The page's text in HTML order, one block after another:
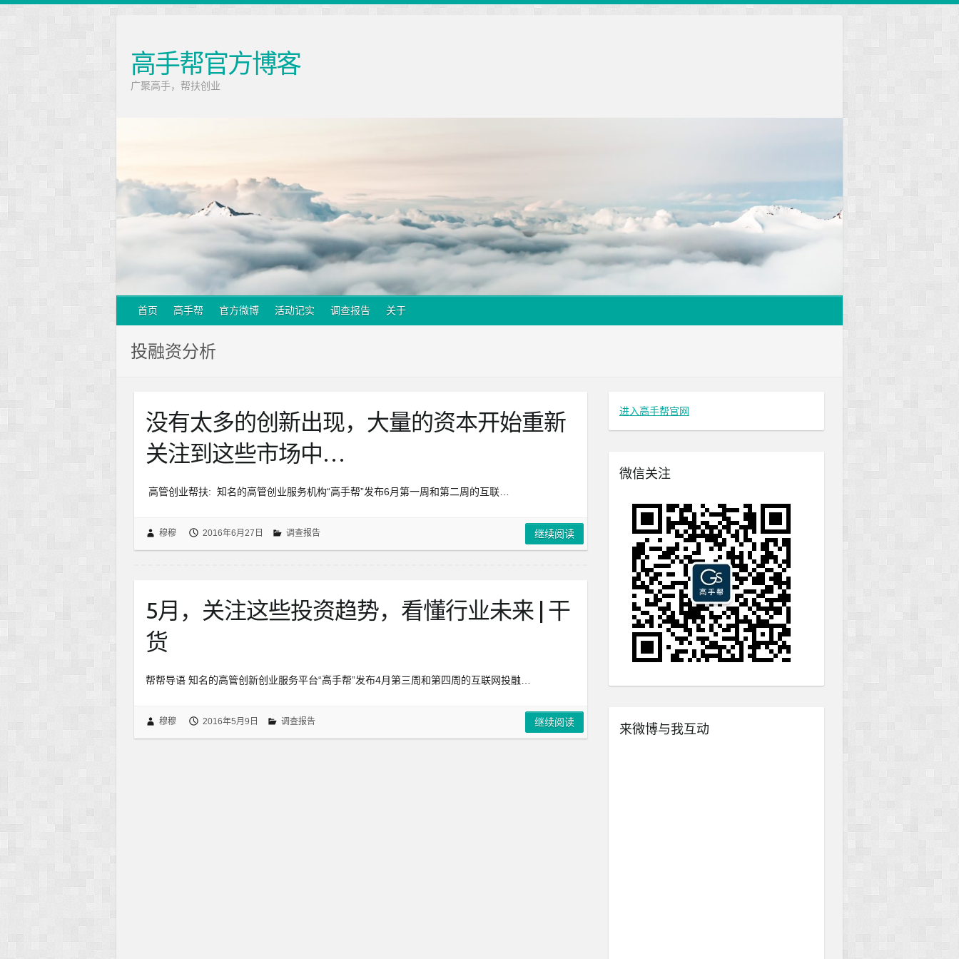
高手帮官方博客
广聚高手，帮扶创业
首页 高手帮 官方微博 活动记实 调查报告 关于
投融资分析
没有太多的创新出现，大量的资本开始重新
关注到这些市场中…
高管创业帮扶: 知名的高管创业服务机构“高手帮”发布6月第一周和第二周的互联…
穆穆 2016年6月27日 调查报告 继续阅读
5月，关注这些投资趋势，看懂行业未来 | 干
货
帮帮导语 知名的高管创新创业服务平台“高手帮”发布4月第三周和第四周的互联网投融…
穆穆 2016年5月9日 调查报告 继续阅读
进入高手帮官网
微信关注
来微博与我互动